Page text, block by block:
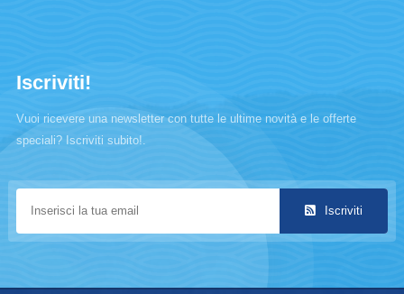
Iscriviti!
Vuoi ricevere una newsletter con tutte le ultime novità e le offerte
speciali? Iscriviti subito!.
Iscriviti